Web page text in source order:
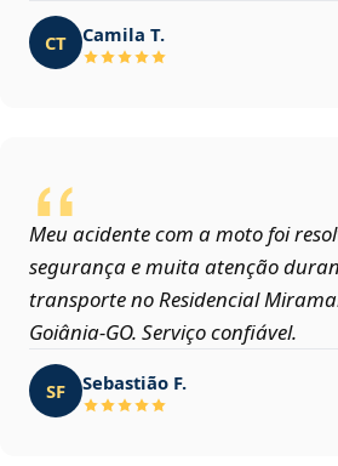
CT Camila T.
Meu acidente com a moto foi
segurança e muita atenção
transporte no Residencial
Goiânia‑GO. Serviço confiável.
SF Sebastião F.